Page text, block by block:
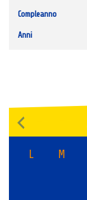
Compleanno
Anni
L M